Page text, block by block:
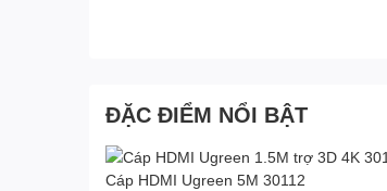
ĐẶC ĐIỂM NỔI BẬT
Cáp HDMI Ugreen 5M 30112